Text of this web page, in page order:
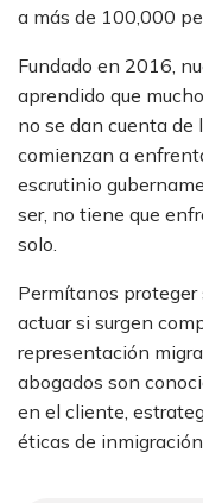
a más de 100,000
Fundado en 2016,
aprendido que
no se dan cuenta de
comienzan a
escrutinio
ser, no tiene que
solo.
Permítanos proteger
actuar si surgen
representación
abogados son
en el cliente,
éticas de